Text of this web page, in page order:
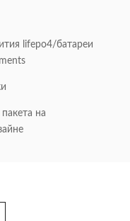
lifepo4/батареи
на